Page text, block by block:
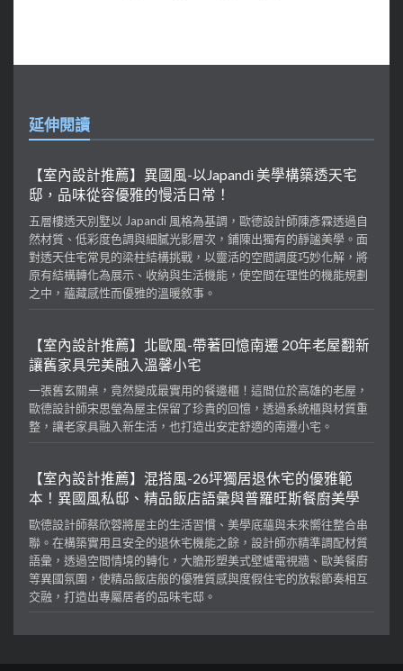
延伸閱讀
【室內設計推薦】異國風-以Japandi 美學構築透天宅
邸，品味從容優雅的慢活日常！
五層樓透天別墅以 Japandi 風格為基調，歐德設計師陳彥霖透過自
然材質、低彩度色調與細膩光影層次，鋪陳出獨有的靜謐美學。面
對透天住宅常見的梁柱結構挑戰，以靈活的空間調度巧妙化解，將
原有結構轉化為展示、收納與生活機能，使空間在理性的機能規劃
之中，蘊藏感性而優雅的溫暖敘事。
【室內設計推薦】北歐風-帶著回憶南遷 20年老屋翻新
讓舊家具完美融入溫馨小宅
一張舊玄關桌，竟然變成最實用的餐邊櫃！這間位於高雄的老屋，
歐德設計師宋思瑩為屋主保留了珍貴的回憶，透過系統櫃與材質重
整，讓老家具融入新生活，也打造出安定舒適的南遷小宅。
【室內設計推薦】混搭風-26坪獨居退休宅的優雅範
本！異國風私邸、精品飯店語彙與普羅旺斯餐廚美學
歐德設計師蔡欣蓉將屋主的生活習慣、美學底蘊與未來嚮往整合串
聯。在構築實用且安全的退休宅機能之餘，設計師亦精準調配材質
語彙，透過空間情境的轉化，大膽形塑美式壁爐電視牆、歐美餐廚
等異國氛圍，使精品飯店般的優雅質感與度假住宅的放鬆節奏相互
交融，打造出專屬居者的品味宅邸。